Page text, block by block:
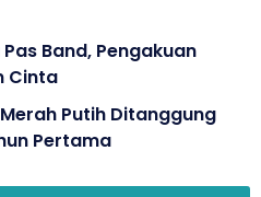
Band, Pengakuan
Cinta
Putih Ditanggung
Pertama